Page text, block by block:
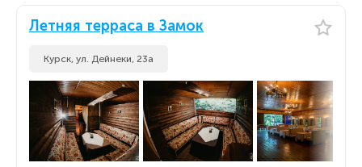
Летняя терраса в Замок
Курск, ул. Дейнеки, 23а